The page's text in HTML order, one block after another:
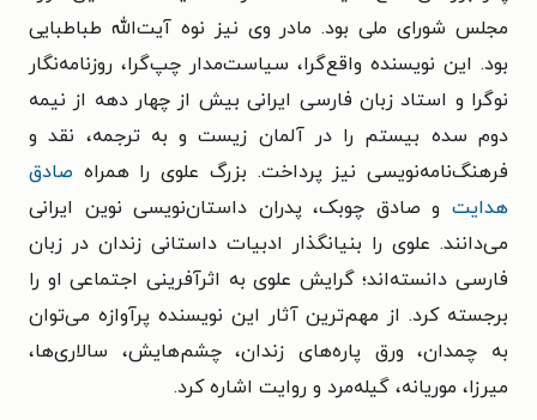
مجلس شورای ملی بود. مادر وی نیز نوه آیت‌الله طباطبایی
بود. این نویسنده واقع‌گرا، سیاست‌مدار چپ‌گرا، روزنامه‌نگار
نوگرا و استاد زبان فارسی ایرانی بیش از چهار دهه از نیمه
دوم سده بیستم را در آلمان زیست و به ترجمه، نقد و
فرهنگ‌نامه‌نویسی نیز پرداخت. بزرگ علوی را همراه صادق
هدایت و صادق چوبک، پدران داستان‌نویسی نوین ایرانی
می‌دانند. علوی را بنیانگذار ادبیات داستانی زندان در زبان
فارسی دانسته‌اند؛ گرایش علوی به اثرآفرینی اجتماعی او را
برجسته کرد. از مهم‌ترین آثار این نویسنده پرآوازه می‌توان
به چمدان، ورق پاره‌های زندان، چشم‌هایش، سالاری‌ها،
میرزا، موریانه، گیله‌مرد و روایت اشاره کرد.